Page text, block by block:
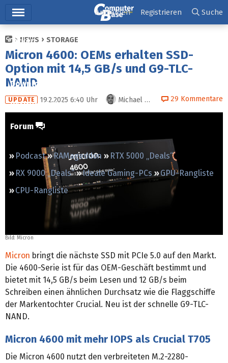
Ticker
Tests
Downloads
Preisvergleich
Forum
Podcast RAMageddon
RTX 5000 „Deals“
RX 9000 „Deals“
Ideale Gaming-PCs
GPU-Rangliste
CPU-Rangliste
Anmelden Registrieren Suche
NEWS STORAGE
Micron 4600: OEMs erhalten SSD-
Option mit 14,5 GB/s und G9-TLC-
NAND
UPDATE 19.2.2025 6:40 Uhr Michael Günsch 29 Kommentare
Bild: Micron
Micron bringt die nächste SSD mit PCIe 5.0 auf den Markt.
Die 4600-Serie ist für das OEM-Geschäft bestimmt und
bietet mit 14,5 GB/s beim Lesen und 12 GB/s beim
Schreiben einen ähnlichen Durchsatz wie die Flaggschiffe
der Markentochter Crucial. Neu ist der schnelle G9-TLC-
NAND.
Micron 4600 mit mehr IOPS als Crucial T705
Die Micron 4600 nutzt den verbreiteten M.2-2280-